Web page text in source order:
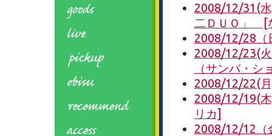
2008/12/31(
二ＤＵＯ」 [
2008/12/28
2008/12/23(
（サンバ・
2008/12/22(
2008/12/19(
リカ]
2008/12/12